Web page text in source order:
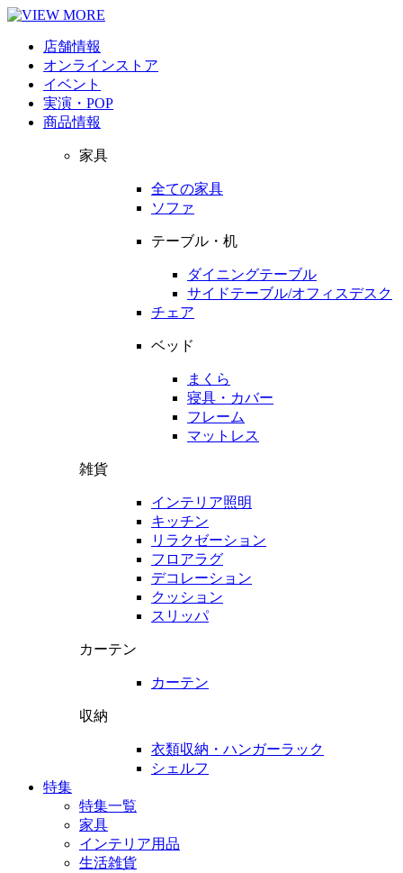
店舗情報
オンラインストア
イベント
実演・POP
商品情報
家具
全ての家具
ソファ
テーブル・机
ダイニングテーブル
サイドテーブル/オフィスデスク
チェア
ベッド
まくら
寝具・カバー
フレーム
マットレス
雑貨
インテリア照明
キッチン
リラクゼーション
フロアラグ
デコレーション
クッション
スリッパ
カーテン
カーテン
収納
衣類収納・ハンガーラック
シェルフ
特集
特集一覧
家具
インテリア用品
生活雑貨